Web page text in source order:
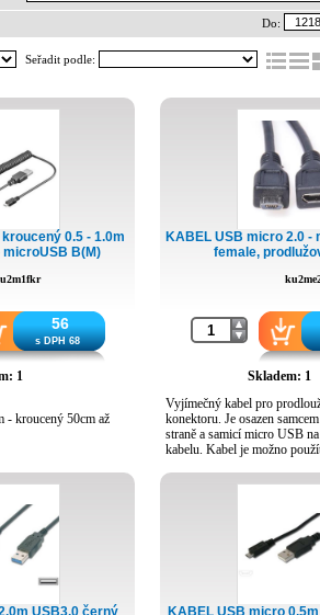
Do:
Seřadit podle:
0.5 - 1.0m
microUSB B(M)
56
s DPH 68
1
- kroucený 50cm až
}USB 1.1 a 3.0
telefonu po jeho
z USB portu počítače
telefony,
KABEL USB micro 2.0 -
female,
Skladem: 1
Vyjímečný kabel pro
konektoru. Je osazen
straně a samicí micro USB
kabelu. Kabel je možno
- Kabel je určen pro
konektorem micro USB 2.0
- USB 2.0 rychlost až
kompatibilní s USB1.1
- USB kabel umožňuje
digitalní fotoaparat...)
USB3.0 černý
KABEL USB micro